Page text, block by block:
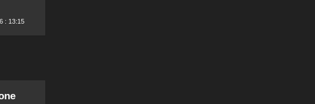
: 13:15